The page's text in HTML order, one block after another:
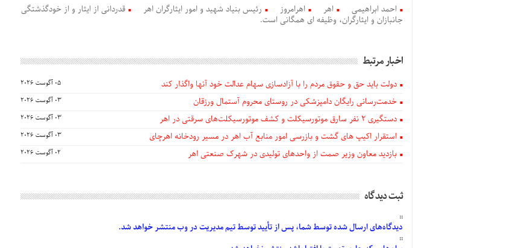
احمد ابراهیمی اهر اهرامروز رئیس بنیاد شهید و امور ایثارگران اهر
قدردانی از ایثار و از خودگذشتگی
جانبازان و ایثارگران، وظیفه ای همگانی است.
اخبار مرتبط
دولت باید حق و حقوق مردم را با آزادسازی سهام عدالت خود آنها واگذار کند 05 آگوست 2026
خدمت‌رسانی رایگان دامپزشکی در روستای محروم آستمال ورزقان 03 آگوست 2026
دستگيری ۲ نفر سارق موتورسیکلت و کشف موتورسیکلت‌های سرقتی در اهر 03 آگوست 2026
استقرار اکیپ های گشت و بازرسی امور منابع آب اهر در مسیر رودخانه اهرچای 03 آگوست 2026
بازدید معاون وزیر صمت از واحدهای تولیدی در شهرک صنعتی اهر 02 آگوست 2026
ثبت دیدگاه
دیدگاه‌هایارسالشدهتوسط شما، پس از تأییدتوسط تیم مدیریت در وب منتشر خواهد شد.